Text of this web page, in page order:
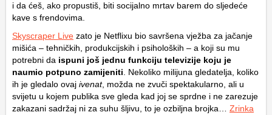
i da ćeš, ako propustiš, biti socijalno mrtav barem do sljedeće
kave s frendovima.
Skyscraper Live zato je Netflixu bio savršena vježba za jačanje
mišića – tehničkih, produkcijskih i psiholoških – a koji su mu
potrebni da ispuni još jednu funkciju televizije koju je
naumio potpuno zamijeniti. Nekoliko milijuna gledatelja, koliko
ih je gledalo ovaj ivenat, možda ne zvuči spektakularno, ali u
svijetu u kojem publika sve gleda kad joj se sprdne i ne zarezuje
zakazani sadržaj ni za suhu šljivu, to je ozbiljna brojka… Zrinka